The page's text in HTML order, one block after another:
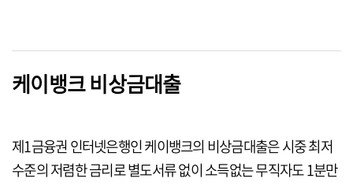
케이뱅크 비상금대출
제1금융권 인터넷은행인 케이뱅크의 비상금대출은 시중 최저
수준의 저렴한 금리로 별도서류 없이 소득없는 무직자도 1분만